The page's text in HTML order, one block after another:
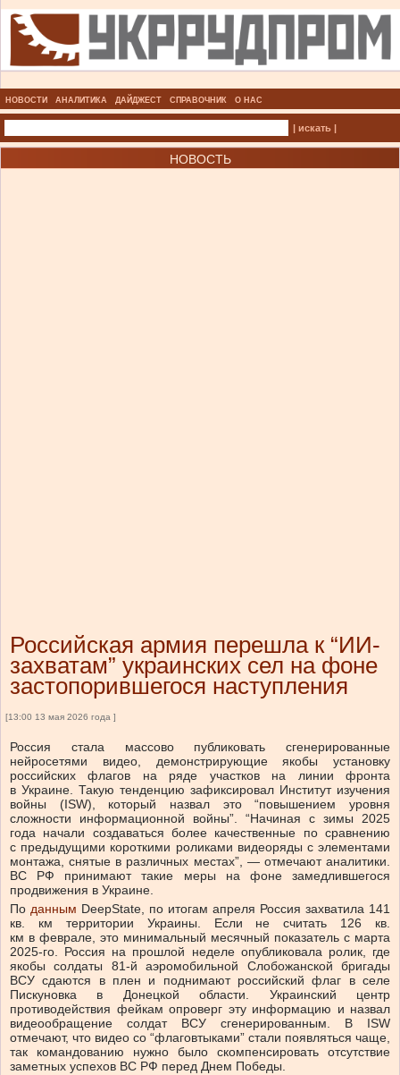
НОВОСТИ АНАЛИТИКА ДАЙДЖЕСТ СПРАВОЧНИК О НАС
| искать |
НОВОСТЬ
Российская армия перешла к “ИИ-
захватам” украинских сел на фоне
застопорившегося наступления
[13:00 13 мая 2026 года ]
Россия стала массово публиковать сгенерированные
нейросетями видео, демонстрирующие якобы установку
российских флагов на ряде участков на линии фронта
в Украине. Такую тенденцию зафиксировал Институт изучения
войны (ISW), который назвал это “повышением уровня
сложности информационной войны”. “Начиная с зимы 2025
года начали создаваться более качественные по сравнению
с предыдущими короткими роликами видеоряды с элементами
монтажа, снятые в различных местах”, — отмечают аналитики.
ВС РФ принимают такие меры на фоне замедлившегося
продвижения в Украине.
По данным DeepState, по итогам апреля Россия захватила 141
кв. км территории Украины. Если не считать 126 кв.
км в феврале, это минимальный месячный показатель с марта
2025-го. Россия на прошлой неделе опубликовала ролик, где
якобы солдаты 81-й аэромобильной Слобожанской бригады
ВСУ сдаются в плен и поднимают российский флаг в селе
Пискуновка в Донецкой области. Украинский центр
противодействия фейкам опроверг эту информацию и назвал
видеообращение солдат ВСУ сгенерированным. В ISW
отмечают, что видео со “флаговтыками” стали появляться чаще,
так командованию нужно было скомпенсировать отсутствие
заметных успехов ВС РФ перед Днем Победы.